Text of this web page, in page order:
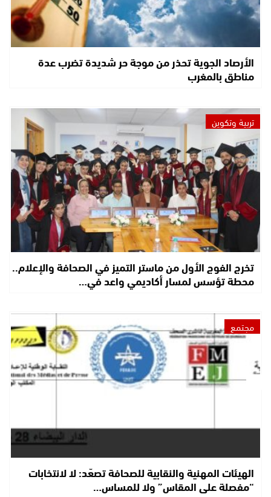
الأرصاد الجوية تحذر من موجة حر شديدة تضرب عدة
مناطق بالمغرب
تربية وتكوين
تخرج الفوج الأول من ماستر التميز في الصحافة والإعلام..
محطة تؤسس لمسار أكاديمي واعد في…
مجتمع
الهيئات المهنية والنقابية للصحافة تصعّد: لا لانتخابات
“مفصلة على المقاس” ولا للمساس…